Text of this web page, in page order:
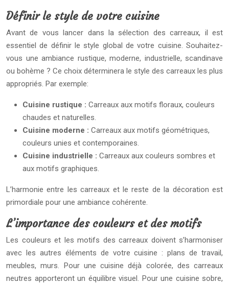
Définir le style de votre cuisine
Avant de vous lancer dans la sélection des carreaux, il est
essentiel de définir le style global de votre cuisine. Souhaitez-
vous une ambiance rustique, moderne, industrielle, scandinave
ou bohème ? Ce choix déterminera le style des carreaux les plus
appropriés. Par exemple:
Cuisine rustique : Carreaux aux motifs floraux, couleurs
chaudes et naturelles.
Cuisine moderne : Carreaux aux motifs géométriques,
couleurs unies et contemporaines.
Cuisine industrielle : Carreaux aux couleurs sombres et
aux motifs graphiques.
L’harmonie entre les carreaux et le reste de la décoration est
primordiale pour une ambiance cohérente.
L’importance des couleurs et des motifs
Les couleurs et les motifs des carreaux doivent s’harmoniser
avec les autres éléments de votre cuisine : plans de travail,
meubles, murs. Pour une cuisine déjà colorée, des carreaux
neutres apporteront un équilibre visuel. Pour une cuisine sobre,